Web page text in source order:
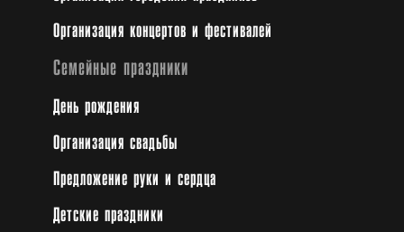
Организация концертов и фестивалей
Семейные праздники
День рождения
Организация свадьбы
Предложение руки и сердца
Детские праздники